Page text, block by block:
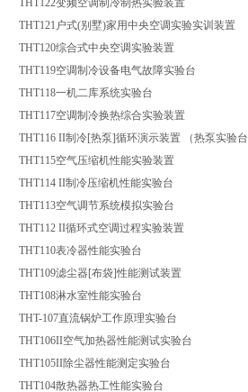
THT121户式(别墅)家用中央空调实验实训装置
THT120综合式中央空调实验装置
THT119空调制冷设备电气故障实验台
THT118一机二库系统实验台
THT117空调制冷换热综合实验装置
THT116 II制冷[热泵]循环演示装置 （热泵实验台
THT115空气压缩机性能实验装置
THT114 II制冷压缩机性能实验台
THT113空气调节系统模拟实验台
THT112 II循环式空调过程实验装置
THT110表冷器性能实验台
THT109滤尘器[布袋]性能测试装置
THT108淋水室性能实验台
THT-107直流锅炉工作原理实验台
THT106II空气加热器性能测试实验台
THT105II除尘器性能测定实验台
THT104散热器热工性能实验台